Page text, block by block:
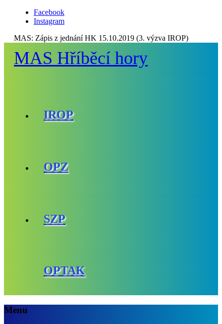
Facebook
Instagram
MAS: Zápis z jednání HK 15.10.2019 (3. výzva IROP)
MAS Hříběcí hory
IROP
OPZ
SZP
OPTAK
Menu